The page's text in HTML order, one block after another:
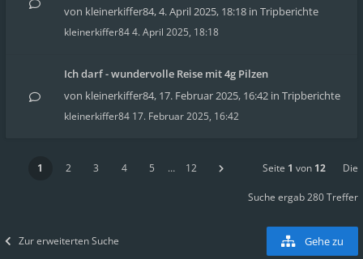
von kleinerkiffer84,4. April 2025, 18:18 in Tripberichte
kleinerkiffer844. April 2025, 18:18
Ich darf - wundervolle Reise mit 4g Pilzen
von kleinerkiffer84, 17. Februar 2025, 16:42 in Tripberichte
kleinerkiffer84 17. Februar 2025, 16:42
1 2 3 4 5 … 12 Seite 1 von 12 Die
Suche ergab 280 Treffer
Zur erweiterten Suche Gehe zu